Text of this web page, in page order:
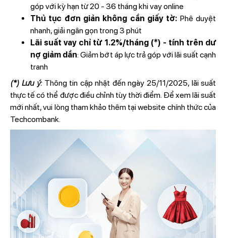
góp với kỳ hạn từ 20 - 36 tháng khi vay online
Thủ tục đơn giản không cần giấy tờ: Phê duyệt
nhanh, giải ngân gọn trong 3 phút
Lãi suất vay chỉ từ 1.2%/tháng (*) - tính trên dư
nợ giảm dần: Giảm bớt áp lực trả góp với lãi suất cạnh
tranh
(*) Lưu ý:Thông tin cập nhật đến ngày 25/11/2025, lãi suất
thực tế có thể được điều chỉnh tùy thời điểm. Để xem lãi suất
mới nhất, vui lòng tham khảo thêm tại website chính thức của
Techcombank.